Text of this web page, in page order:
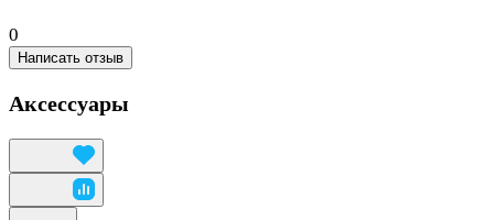
0
Написать отзыв
Аксессуары